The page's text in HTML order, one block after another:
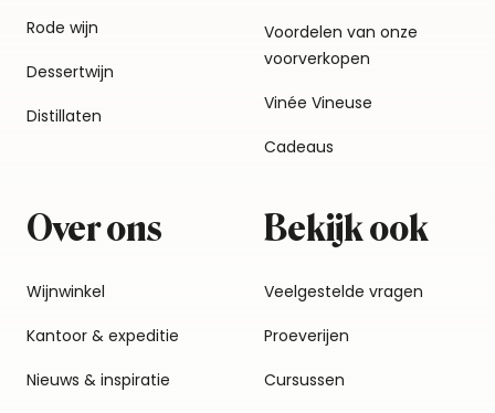
Rode wijn
Dessertwijn
Distillaten
Voordelen van onze
voorverkopen
Vinée Vineuse
Cadeaus
Over ons
Wijnwinkel
Kantoor & expeditie
Nieuws & inspiratie
Bekijk ook
Veelgestelde vragen
Proeverijen
Cursussen